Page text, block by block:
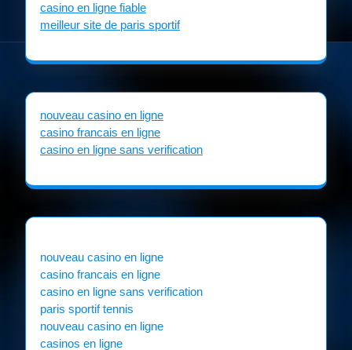
casino en ligne fiable
meilleur site de paris sportif
nouveau casino en ligne
casino francais en ligne
casino en ligne sans verification
nouveau casino en ligne
casino francais en ligne
casino en ligne sans verification
paris sportif tennis
nouveau casino en ligne
casinos en ligne